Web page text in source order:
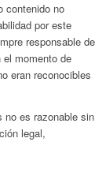
contenido no
por este
responsable
momento de
eran reconocibles
no es razonable sin
legal,